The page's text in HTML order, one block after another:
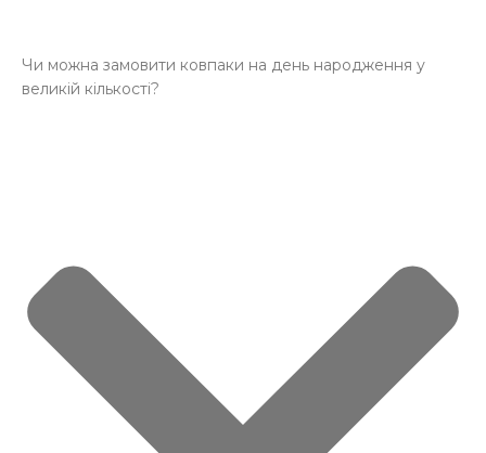
Чи можна замовити ковпаки на день народження у
великій кількості?